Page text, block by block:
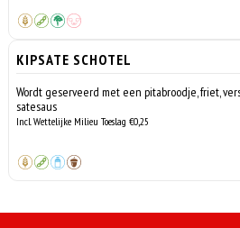
KIPSATE SCHOTEL
Wordt geserveerd met een pitabroodje, friet,
satesaus
Incl. Wettelijke Milieu Toeslag €0,25